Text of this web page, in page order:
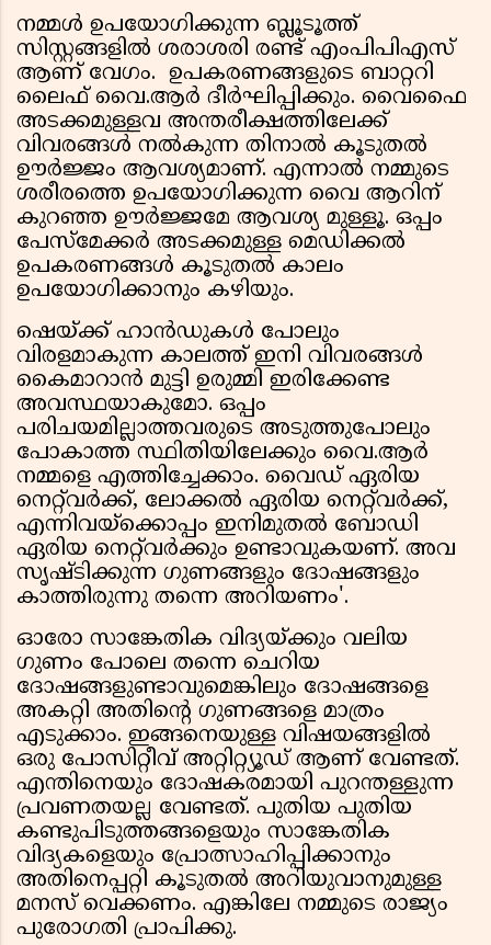
നമ്മൾ ഉപയോഗിക്കുന്ന ബ്ലൂടൂത്ത്
സിസ്റ്റങ്ങളിൽ ശരാശരി രണ്ട് എംപിപിഎസ്
ആണ് വേഗം. ഉപകരണങ്ങളുടെ ബാറ്ററി
ലൈഫ് വൈ.ആർ ദീർഘിപ്പിക്കും. വൈഫൈ
അടക്കമുള്ളവ അന്തരീക്ഷത്തിലേക്ക്
വിവരങ്ങൾ നൽകുന്ന തിനാൽ കൂടുതൽ
ഊർജ്ജം ആവശ്യമാണ്. എന്നാൽ നമ്മുടെ
ശരീരത്തെ ഉപയോഗിക്കുന്ന വൈ ആറിന്
കുറഞ്ഞ ഊർജ്ജമേ ആവശ്യ മുള്ളൂ. ഒപ്പം
പേസ്മേക്കർ അടക്കമുള്ള മെഡിക്കൽ
ഉപകരണങ്ങള്‍ കൂടുതല്‍ കാലം
ഉപയോഗിക്കാനും കഴിയും.
ഷെയ്ക്ക് ഹാൻഡുകൾ പോലും
വിരളമാകുന്ന കാലത്ത് ഇനി വിവരങ്ങൾ
കൈമാറാൻ മുട്ടി ഉരുമ്മി ഇരിക്കേണ്ട
അവസ്ഥയാകുമോ. ഒപ്പം
പരിചയമില്ലാത്തവരുടെ അടുത്തുപോലും
പോകാത്ത സ്ഥിതിയിലേക്കും വൈ.ആർ
നമ്മളെ എത്തിച്ചേക്കാം. വൈഡ് ഏരിയ
നെറ്റ്‍വർക്ക്, ലോക്കൽ ഏരിയ നെറ്റ്‌വർക്ക്,
എന്നിവയ്ക്കൊപ്പം ഇനിമുതൽ ബോഡി
ഏരിയ നെറ്റ്‌വർക്കും ഉണ്ടാവുകയണ്. അവ
സൃഷ്ടിക്കുന്ന ഗുണങ്ങളും ദോഷങ്ങളും
കാത്തിരുന്നു തന്നെ അറിയണം'.
ഓരോ സാങ്കേതിക വിദ്യയ്ക്കും വലിയ
ഗുണം പോലെ തന്നെ ചെറിയ
ദോഷങ്ങളുണ്ടാവുമെങ്കിലും ദോഷങ്ങളെ
അകറ്റി അതിൻ്റെ ഗുണങ്ങളെ മാത്രം
എടുക്കാം. ഇങ്ങനെയുള്ള വിഷയങ്ങളിൽ
ഒരു പോസിറ്റീവ് അറ്റിറ്റ്യൂഡ് ആണ് വേണ്ടത്.
എന്തിനെയും ദോഷകരമായി പുറന്തള്ളുന്ന
പ്രവണതയല്ല വേണ്ടത്. പുതിയ പുതിയ
കണ്ടുപിടുത്തങ്ങളെയും സാങ്കേതിക
വിദ്യകളെയും പ്രോത്സാഹിപ്പിക്കാനും
അതിനെപ്പറ്റി കൂടുതൽ അറിയുവാനുമുള്ള
മനസ് വെക്കണം. എങ്കിലേ നമ്മുടെ രാജ്യം
പുരോഗതി പ്രാപിക്കു.